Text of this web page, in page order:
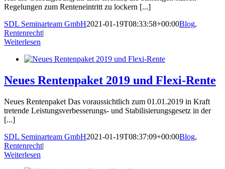
Regelungen zum Renteneintritt zu lockern [...]
SDL Seminarteam GmbH2021-01-19T08:33:58+00:00Blog,
Rentenrecht|
Weiterlesen
Neues Rentenpaket 2019 und Flexi-Rente
Neues Rentenpaket Das voraussichtlich zum 01.01.2019 in Kraft
tretende Leistungsverbesserungs- und Stabilisierungsgesetz in der
[...]
SDL Seminarteam GmbH2021-01-19T08:37:09+00:00Blog,
Rentenrecht|
Weiterlesen